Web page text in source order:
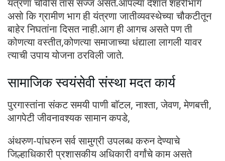
यंत्रणा चोवीस तास सज्ज असते.आपल्या देशात शहरीभाग
असो कि ग्रामीण भाग ही यंत्रणा जातीव्यवस्थेच्या चौकटीतून
बाहेर निघतांना दिसत नाही.आग ही आगच असते पण ती
कोणत्या वस्तीत,कोणत्या समाजाच्या धंद्याला लागली यावर
त्याची उपाय योजना ठरविली जाते.
सामाजिक स्वयंसेवी संस्था मदत कार्य
पुरगास्तांना संकट समयी पाणी बाॅटल, नाश्ता, जेवण, मेणबत्ती,
आगपेटी जीवनावश्यक सामान कपडे,
अंथरुण-पांघरुन सर्व सामुग्री उपलब्ध करुन देण्याचे
जिल्हाधिकारी प्रशासकीय अधिकारी वर्गांचे काम असते